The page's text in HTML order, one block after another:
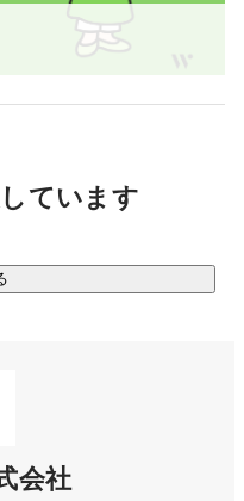
ォーム事業
スの開発
を提供しています。
値を高め合う構造になっ
来をつくる」。
ています
会社